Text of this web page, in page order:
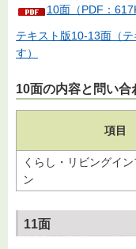
10面（PDF：
テキスト版10-13面（
す）
10面の内容と問い合
項目
くらし・リビングイ
ン
11面